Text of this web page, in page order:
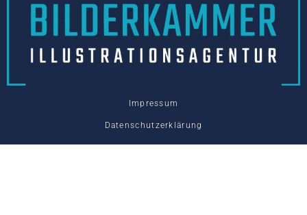
Impressum
Datenschutzerklärung